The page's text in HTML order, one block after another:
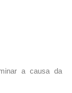
a causa da